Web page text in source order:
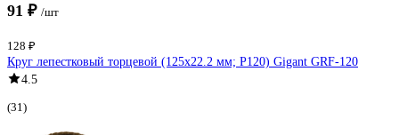
91 ₽ /шт
128 ₽
Круг лепестковый торцевой (125x22.2 мм; P120) Gigant GRF-120
4.5
(31)